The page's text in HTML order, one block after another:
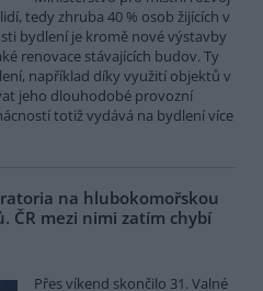
tedy zhruba 40 % osob žijících v
bydlení je kromě nové výstavby
renovace stávajících budov. Ty
například díky využití objektů v
jeho dlouhodobé provozní
totiž vydává na bydlení více
na hlubokomořskou
ČR mezi nimi zatím chybí
Přes víkend skončilo 31. Valné